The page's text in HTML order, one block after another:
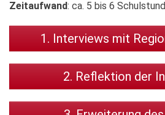
Zeitaufwand: ca. 5 bis 6
1. Interviews mit
2. Reflektion der